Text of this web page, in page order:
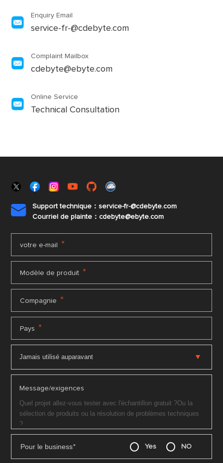
Enquiry Email
service-fr-@cdebyte.com
Complaint Mailbox
cdebyte@ebyte.com
Online Service
Technical Consultation

Support technique：service-fr-@cdebyte.com
Courriel de plainte：cdebyte@ebyte.com
votre e-mail *
Modèle de produit *
Compagnie *
Pays *
Message/exigences
Pour le business* Yes NO